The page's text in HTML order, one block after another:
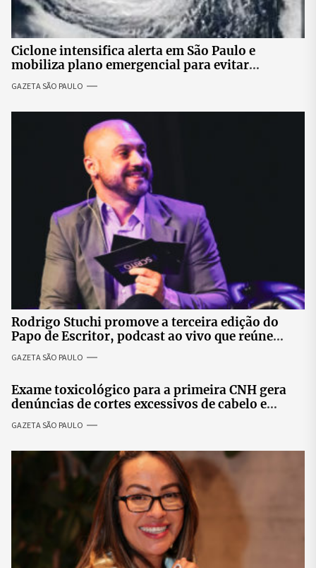
Ciclone intensifica alerta em São Paulo e
mobiliza plano emergencial para evitar
impactos no fornecimento de energia
GAZETA SÃO PAULO
Rodrigo Stuchi promove a terceira edição do
Papo de Escritor, podcast ao vivo que reúne
especialistas para discutir saúde mental e
prosperidade.
GAZETA SÃO PAULO
Exame toxicológico para a primeira CNH gera
denúncias de cortes excessivos de cabelo e
revolta entre candidatas
GAZETA SÃO PAULO